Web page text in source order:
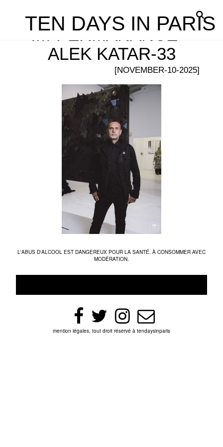
TEN DAYS IN PARIS
IM-PERMANANCE –
ALEK KATAR-33
[NOVEMBER-10-2025]
L'ABUS D'ALCOOL EST DANGEREUX POUR LA SANTÉ. À CONSOMMER AVEC
MODÉRATION.
mention légales, tout droit réservé à tendaysinparis